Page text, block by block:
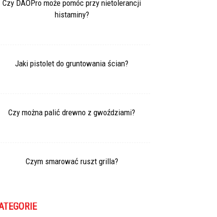
Czy DAOPro może pomóc przy nietolerancji
histaminy?
Jaki pistolet do gruntowania ścian?
Czy można palić drewno z gwoździami?
Czym smarować ruszt grilla?